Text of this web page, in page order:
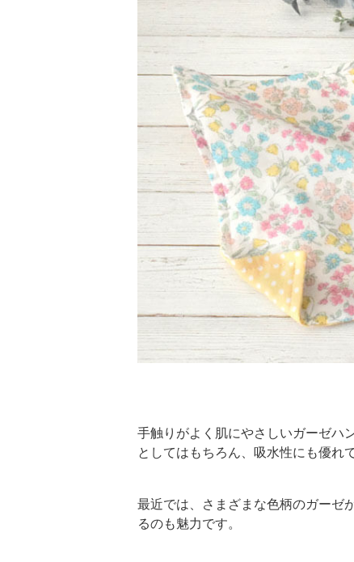
手触りがよく肌にやさしいガーゼハ
としてはもちろん、吸水性にも優れ
最近では、さまざまな色柄のガーゼ
るのも魅力です。